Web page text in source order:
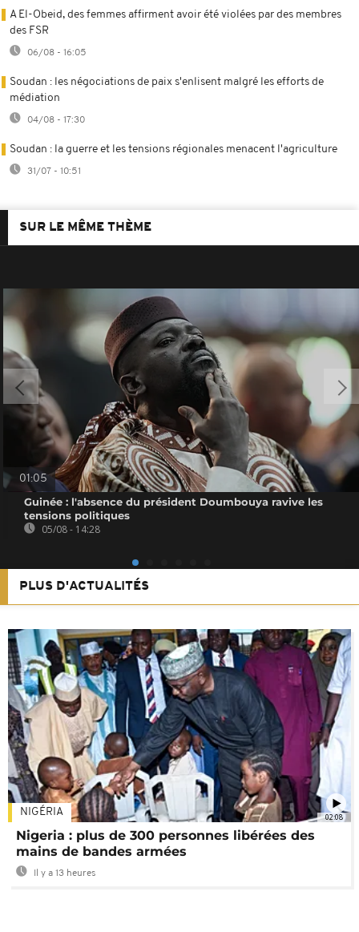
A El-Obeid, des femmes affirment avoir été violées par des membres
des FSR
06/08 - 16:05
Soudan : les négociations de paix s'enlisent malgré les efforts de
médiation
04/08 - 17:30
Soudan : la guerre et les tensions régionales menacent l'agriculture
31/07 - 10:51
SUR LE MÊME THÈME
01:05
Guinée : l'absence du président Doumbouya ravive les
tensions politiques
05/08 - 14:28
PLUS D'ACTUALITÉS
02:08
NIGÉRIA
Nigeria : plus de 300 personnes libérées des
mains de bandes armées
Il y a 13 heures